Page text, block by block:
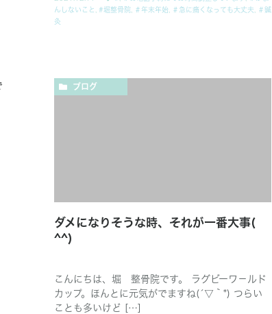
んしないこと
#堀整骨院, ＃年末年始, ＃急に痛くなっても大丈夫
＃鍼
灸
ブログ
ダメになりそうな時、それが一番大事(
^^)
こんにちは、堀 整骨院です。 ラグビーワ－ルド
カップ。ほんとに元気がでますね(´▽｀*) つらい
ことも多いけど […]